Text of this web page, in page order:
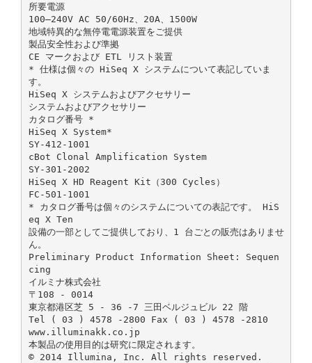
所要電源
100–240V AC 50/60Hz、20A、1500W
地域特異的な無停電電源装置をご提供
製品安全性および準拠
CE マークおよび ETL リスト装置
* 仕様は個々の HiSeq X システムについて表記していま
す。
HiSeq X システムおよびアクセサリー
システムおよびアクセサリー
カタログ番号 *
HiSeq X System*
SY-412-1001
cBot Clonal Amplification System
SY-301-2002
HiSeq X HD Reagent Kit（300 Cycles）
FC-501-1001
* カタログ番号は個々のシステムについての表記です。 HiS
eq X Ten
設備の一部としてご提供しており、1 台ごとの販売はありませ
ん。
Preliminary Product Information Sheet: Sequen
cing
イルミナ株式会社
〒108 - 0014
東京都港区芝 5 - 36 -7 三田ベルジュビル 22 階
Tel ( 03 ) 4578 -2800 Fax ( 03 ) 4578 -2810
www.illuminakk.co.jp
本製品の使用目的は研究に限定されます。
© 2014 Illumina, Inc. All rights reserved.